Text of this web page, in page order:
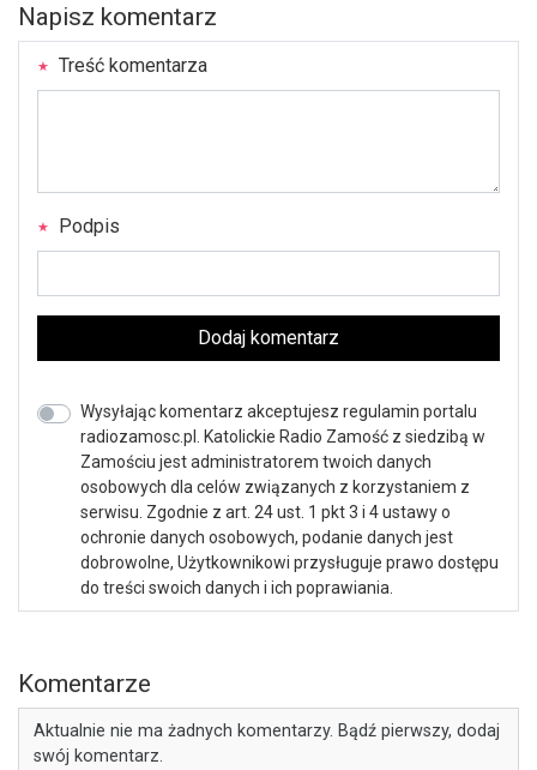
Napisz komentarz
Treść komentarza
Podpis
Dodaj komentarz
Wysyłając komentarz akceptujesz regulamin portalu
radiozamosc.pl. Katolickie Radio Zamość z siedzibą w
Zamościu jest administratorem twoich danych
osobowych dla celów związanych z korzystaniem z
serwisu. Zgodnie z art. 24 ust. 1 pkt 3 i 4 ustawy o
ochronie danych osobowych, podanie danych jest
dobrowolne, Użytkownikowi przysługuje prawo dostępu
do treści swoich danych i ich poprawiania.
Komentarze
Aktualnie nie ma żadnych komentarzy. Bądź pierwszy, dodaj
swój komentarz.